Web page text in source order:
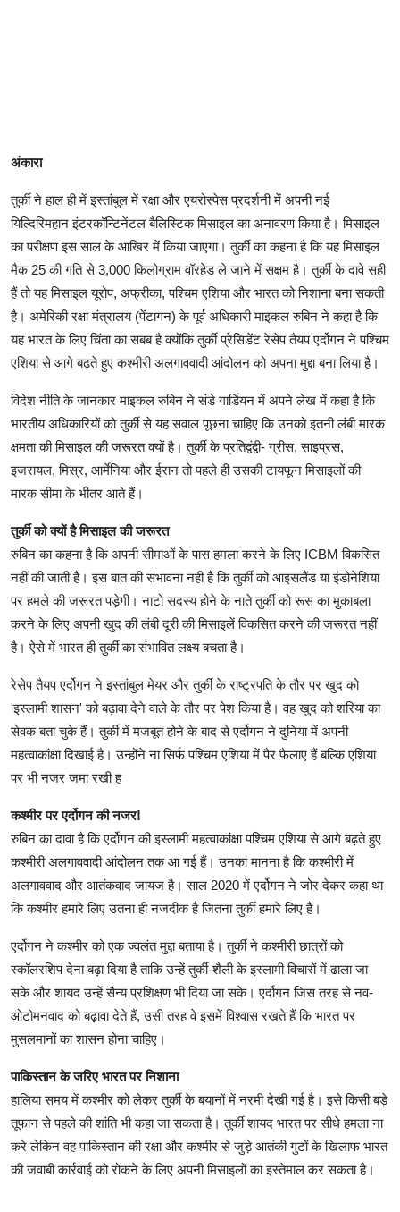
अंकारा
तुर्की ने हाल ही में इस्तांबुल में रक्षा और एयरोस्पेस प्रदर्शनी में अपनी नई
यिल्दिरिमहान इंटरकॉन्टिनेंटल बैलिस्टिक मिसाइल का अनावरण किया है। मिसाइल
का परीक्षण इस साल के आखिर में किया जाएगा। तुर्की का कहना है कि यह मिसाइल
मैक 25 की गति से 3,000 किलोग्राम वॉरहेड ले जाने में सक्षम है। तुर्की के दावे सही
हैं तो यह मिसाइल यूरोप, अफ्रीका, पश्चिम एशिया और भारत को निशाना बना सकती
है। अमेरिकी रक्षा मंत्रालय (पेंटागन) के पूर्व अधिकारी माइकल रुबिन ने कहा है कि
यह भारत के लिए चिंता का सबब है क्योंकि तुर्की प्रेसिडेंट रेसेप तैयप एर्दोगन ने पश्चिम
एशिया से आगे बढ़ते हुए कश्मीरी अलगाववादी आंदोलन को अपना मुद्दा बना लिया है।
विदेश नीति के जानकार माइकल रुबिन ने संडे गार्डियन में अपने लेख में कहा है कि
भारतीय अधिकारियों को तुर्की से यह सवाल पूछना चाहिए कि उनको इतनी लंबी मारक
क्षमता की मिसाइल की जरूरत क्यों है। तुर्की के प्रतिद्वंद्वी- ग्रीस, साइप्रस,
इजरायल, मिस्र, आर्मेनिया और ईरान तो पहले ही उसकी टायफून मिसाइलों की
मारक सीमा के भीतर आते हैं।
तुर्की को क्यों है मिसाइल की जरूरत
रुबिन का कहना है कि अपनी सीमाओं के पास हमला करने के लिए ICBM विकसित
नहीं की जाती है। इस बात की संभावना नहीं है कि तुर्की को आइसलैंड या इंडोनेशिया
पर हमले की जरूरत पड़ेगी। नाटो सदस्य होने के नाते तुर्की को रूस का मुकाबला
करने के लिए अपनी खुद की लंबी दूरी की मिसाइलें विकसित करने की जरूरत नहीं
है। ऐसे में भारत ही तुर्की का संभावित लक्ष्य बचता है।
रेसेप तैयप एर्दोगन ने इस्तांबुल मेयर और तुर्की के राष्ट्रपति के तौर पर खुद को
'इस्लामी शासन' को बढ़ावा देने वाले के तौर पर पेश किया है। वह खुद को शरिया का
सेवक बता चुके हैं। तुर्की में मजबूत होने के बाद से एर्दोगन ने दुनिया में अपनी
महत्वाकांक्षा दिखाई है। उन्होंने ना सिर्फ पश्चिम एशिया में पैर फैलाए हैं बल्कि एशिया
पर भी नजर जमा रखी ह
कश्मीर पर एर्दोगन की नजर!
रुबिन का दावा है कि एर्दोगन की इस्लामी महत्वाकांक्षा पश्चिम एशिया से आगे बढ़ते हुए
कश्मीरी अलगाववादी आंदोलन तक आ गई हैं। उनका मानना है कि कश्मीरी में
अलगाववाद और आतंकवाद जायज है। साल 2020 में एर्दोगन ने जोर देकर कहा था
कि कश्मीर हमारे लिए उतना ही नजदीक है जितना तुर्की हमारे लिए है।
एर्दोगन ने कश्मीर को एक ज्वलंत मुद्दा बताया है। तुर्की ने कश्मीरी छात्रों को
स्कॉलरशिप देना बढ़ा दिया है ताकि उन्हें तुर्की-शैली के इस्लामी विचारों में ढाला जा
सके और शायद उन्हें सैन्य प्रशिक्षण भी दिया जा सके। एर्दोगन जिस तरह से नव-
ओटोमनवाद को बढ़ावा देते हैं, उसी तरह वे इसमें विश्वास रखते हैं कि भारत पर
मुसलमानों का शासन होना चाहिए।
पाकिस्तान के जरिए भारत पर निशाना
हालिया समय में कश्मीर को लेकर तुर्की के बयानों में नरमी देखी गई है। इसे किसी बड़े
तूफान से पहले की शांति भी कहा जा सकता है। तुर्की शायद भारत पर सीधे हमला ना
करे लेकिन वह पाकिस्तान की रक्षा और कश्मीर से जुड़े आतंकी गुटों के खिलाफ भारत
की जवाबी कार्रवाई को रोकने के लिए अपनी मिसाइलों का इस्तेमाल कर सकता है।